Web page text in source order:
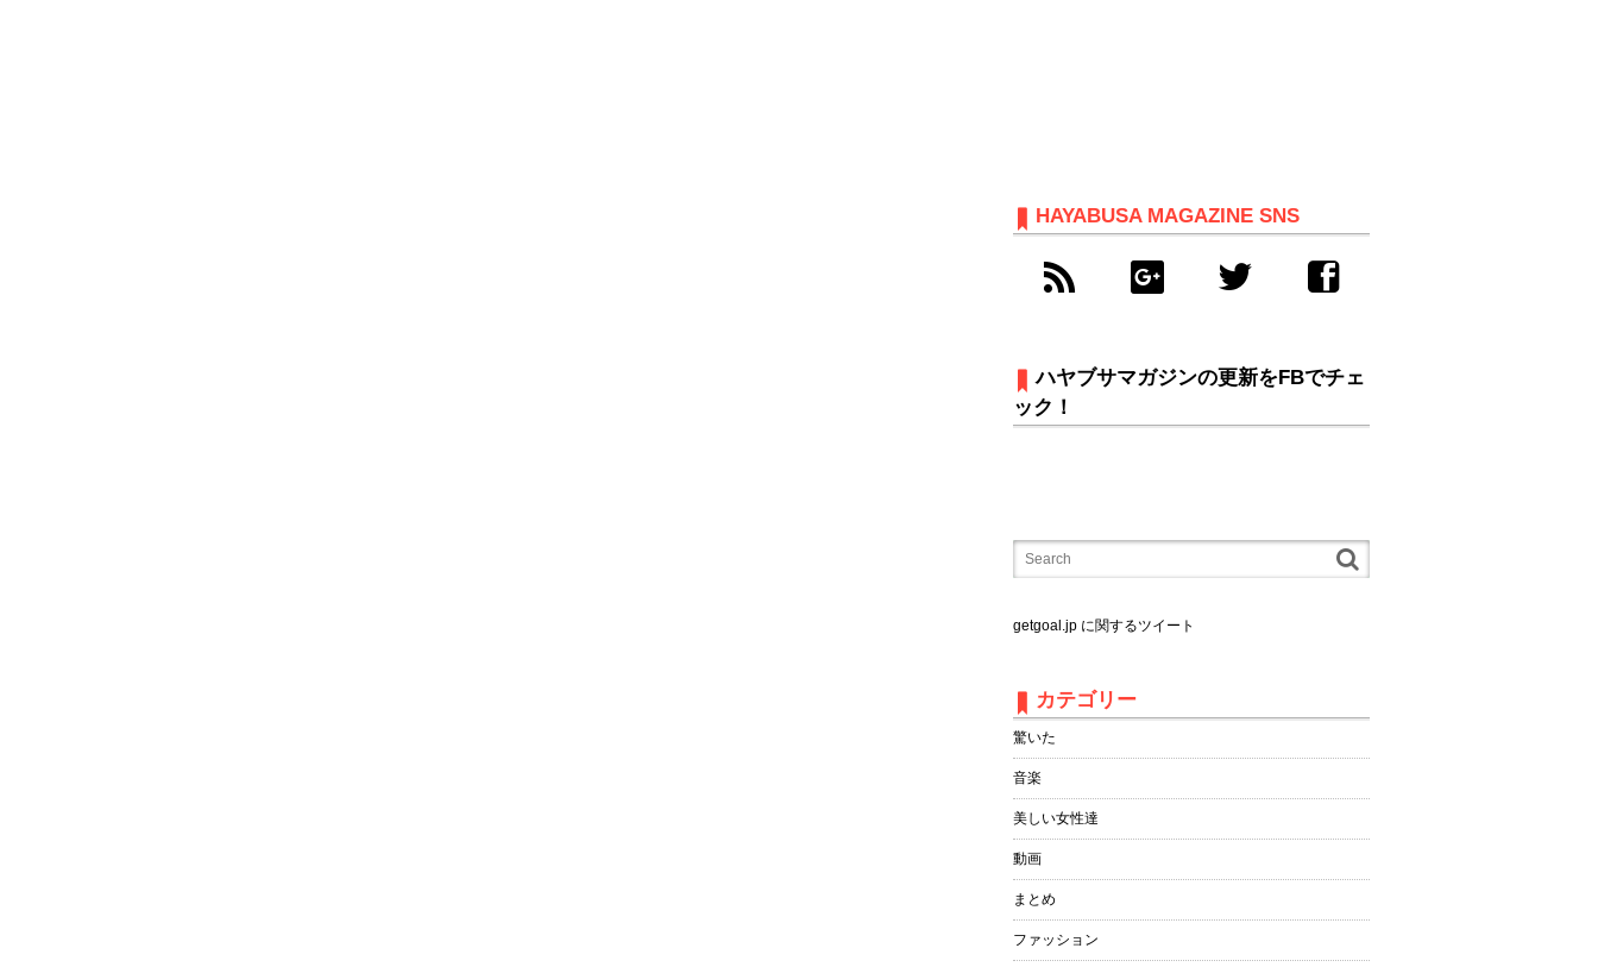
HAYABUSA MAGAZINE SNS
ハヤブサマガジンの更新をFBでチェ
ック！
getgoal.jp に関するツイート
カテゴリー
驚いた
音楽
美しい女性達
動画
まとめ
ファッション